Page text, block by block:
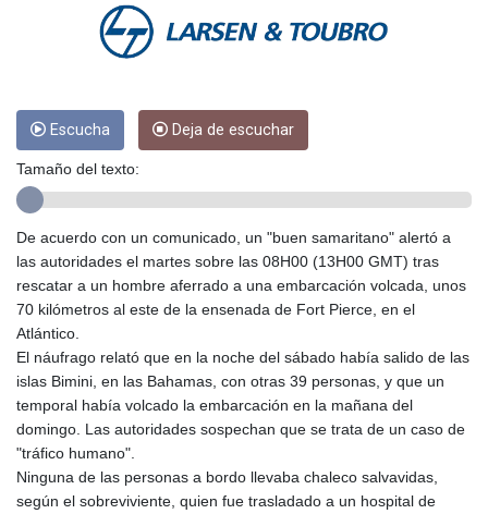
FJD 2.553842
GGP 0.857346
GHS 13.535365
GMD 85.360325
GTQ 8.80021
GYD 241.302858
HKD 9.049284
HNL 30.914302
HTG 150.809283
HUF 364.573259
IDR 20594.998152
ILS 3.463666
INR 109.83378
IQD 1510.89449
Escucha Deja de escuchar
Tamaño del texto:
De acuerdo con un comunicado, un "buen samaritano" alertó a
las autoridades el martes sobre las 08H00 (13H00 GMT) tras
rescatar a un hombre aferrado a una embarcación volcada, unos
70 kilómetros al este de la ensenada de Fort Pierce, en el
Atlántico.
El náufrago relató que en la noche del sábado había salido de las
islas Bimini, en las Bahamas, con otras 39 personas, y que un
temporal había volcado la embarcación en la mañana del
domingo. Las autoridades sospechan que se trata de un caso de
"tráfico humano".
Ninguna de las personas a bordo llevaba chaleco salvavidas,
según el sobreviviente, quien fue trasladado a un hospital de